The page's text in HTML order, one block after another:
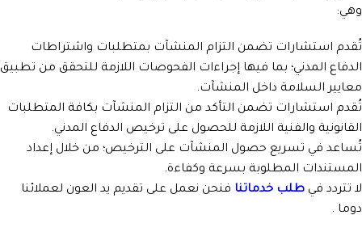
وهي:
تُقدم استشارات تضمن التزام المنشآت بمتطلبات واشتراطات
الدفاع المدني؛ بما فيها إجراءات الفحوصات اللازمة للتحقق من تطبيق
معايير السلامة داخل المنشآت.
تُقدم استشارات تضمن التأكد من التزام المنشآت بكافة المتطلبات
القانونية والفنية اللازمة للحصول على ترخيص الدفاع المدني.
تُساعد في تسريع حصول المنشآت على الترخيص؛ من خلال إعداد
المستندات المطلوبة بسرعة وكفاءة.
لا تتردد في طلب خدماتنا فنحن نعمل على تقديم يد العون لعملائنا
دوما .